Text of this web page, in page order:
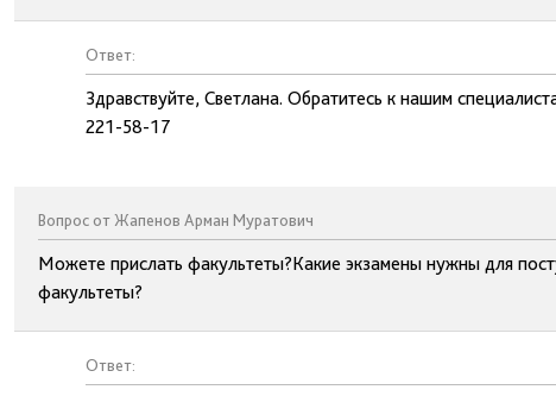
Ответ:
Здравствуйте, Светлана. Обратитесь к нашим
221-58-17
Вопрос от Жапенов Арман Муратович
Можете прислать факультеты?Какие экзамены нужны для
факультеты?
Ответ: